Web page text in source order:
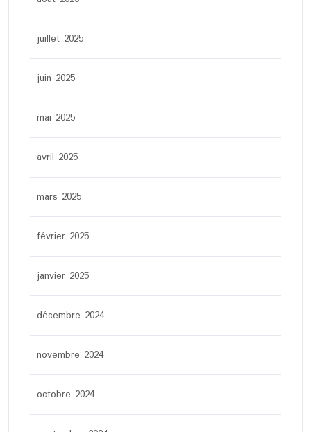
juillet 2025
juin 2025
mai 2025
avril 2025
mars 2025
février 2025
janvier 2025
décembre 2024
novembre 2024
octobre 2024